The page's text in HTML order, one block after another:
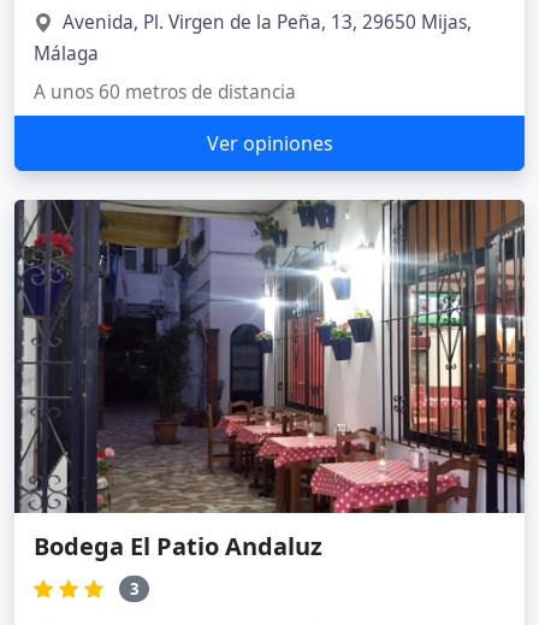
Avenida, Pl. Virgen de la Peña, 13, 29650 Mijas,
Málaga
A unos 60 metros de distancia
Ver opiniones
Bodega El Patio Andaluz
3